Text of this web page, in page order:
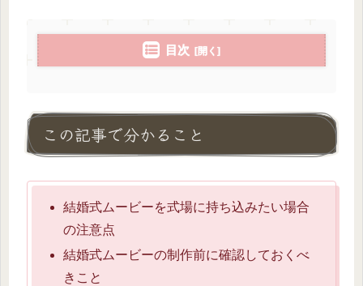
目次
この記事で分かること
結婚式ムービーを式場に持ち込みたい場合
の注意点
結婚式ムービーの制作前に確認しておくべ
きこと